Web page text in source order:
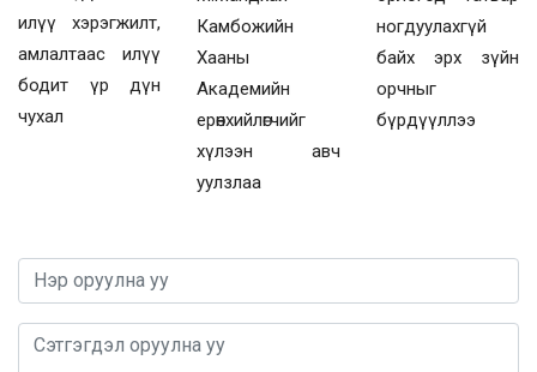
илүү хэрэгжилт,
амлалтаас илүү
бодит үр дүн
чухал
Камбожийн
Хааны
Академийн
ерөнхийлөгчийг
хүлээн авч
уулзлаа
ногдуулахгүй
байх эрх зүйн
орчныг
бүрдүүллээ